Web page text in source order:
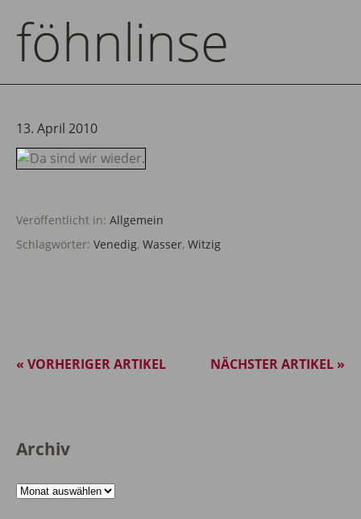
föhnlinse
13. April 2010
Veröffentlicht in: Allgemein
Schlagwörter: Venedig, Wasser, Witzig
NÄCHSTER ARTIKEL »
« VORHERIGER ARTIKEL
Archiv
Archiv